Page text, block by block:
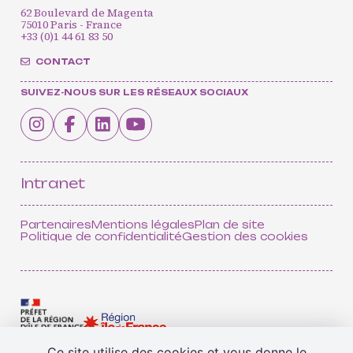
62 Boulevard de Magenta
75010 Paris - France
+33 (0)1 44 61 83 50
CONTACT
SUIVEZ-NOUS SUR LES RÉSEAUX SOCIAUX
Intranet
PartenairesMentions légalesPlan de site
Politique de confidentialitéGestion des cookies
CONTACT
INSCRIPTION INFOLETTRES
PETITES ANNONCES